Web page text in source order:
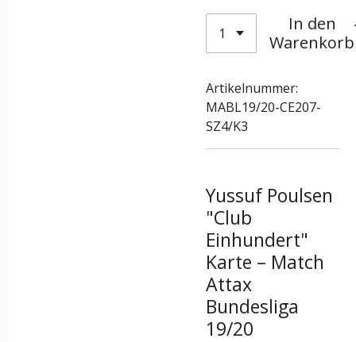
In den
Warenkorb
Artikelnummer:
MABL19/20-CE207-
SZ4/K3
Yussuf Poulsen
"Club
Einhundert"
Karte – Match
Attax
Bundesliga
19/20